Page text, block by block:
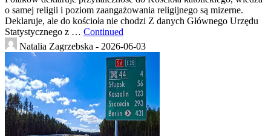
o samej religii i poziom zaangażowania religijnego są mizerne.
Deklaruje, ale do kościoła nie chodzi Z danych Głównego Urzędu
Statystycznego z … Continued
Natalia Zagrzebska - 2026-06-03